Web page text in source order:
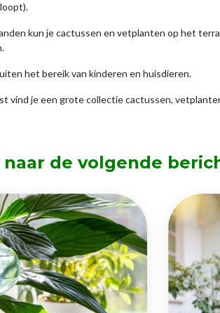
kun je cactussen en vetplanten op het
het bereik van kinderen en huisdieren.
vind je een grote collectie cactussen,
naar de volgende